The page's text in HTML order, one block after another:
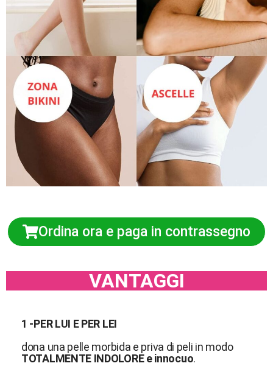
Ordina ora e paga in contrassegno
VANTAGGI
1 -PER LUI E PER LEI
dona una pelle morbida e priva di peli in modo
TOTALMENTE INDOLORE e innocuo.